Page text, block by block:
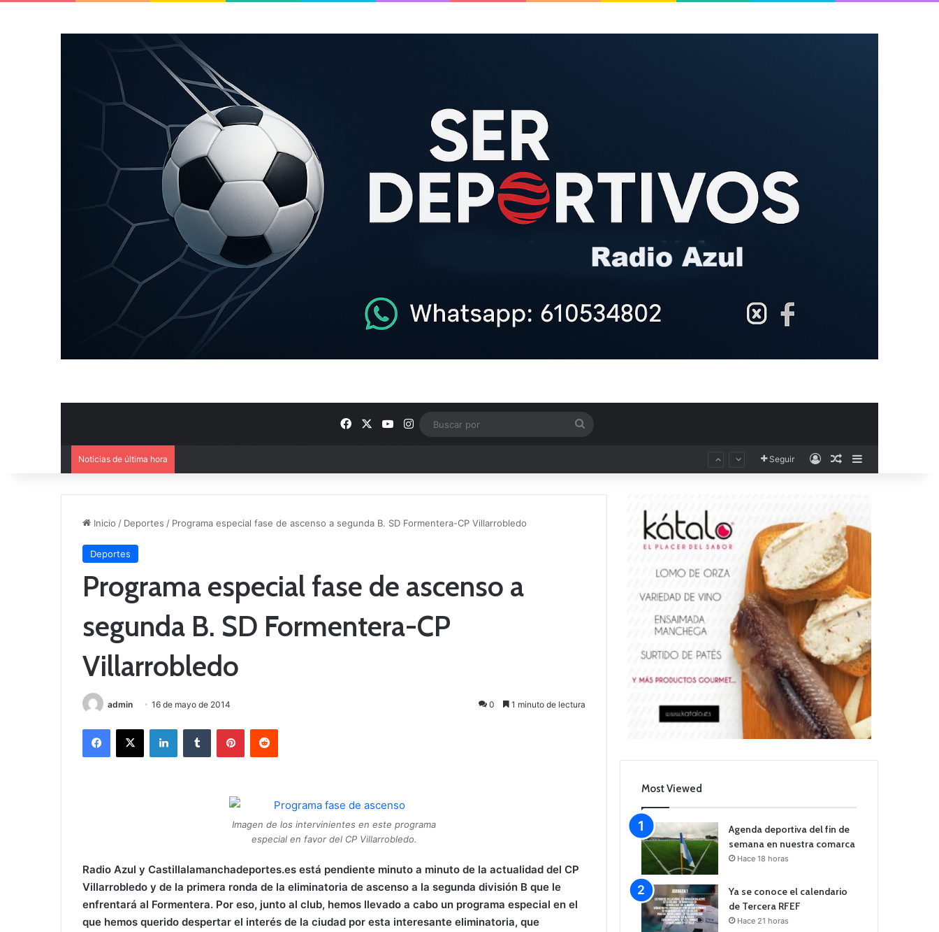
FacebookYouTube
Instagram
Noticias de última hora Seguir AccesoPublicación al
Inicio / Deportes / Programa especial fase de ascenso a segunda B. SD Formentera-CP Villarrobledo
Deportes
Programa especial fase de ascenso a
segunda B. SD Formentera-CP
Villarrobledo
admin 16 de mayo de 2014 0 1 minuto de lectura
Imagen de los intervinientes en este programa
especial en favor del CP Villarrobledo.
Radio Azul y Castillalamanchadeportes.es está pendiente minuto a minuto de la actualidad del CP
Villarrobledo y de la primera ronda de la eliminatoria de ascenso a la segunda división B que le
enfrentará al Formentera. Por eso, junto al club, hemos llevado a cabo un programa especial en el
que hemos querido despertar el interés de la ciudad por esta interesante eliminatoria, que
Most Viewed
Agenda deportiva del fin de
semana en nuestra comarca
Hace 18 horas
Ya se conoce el calendario
de Tercera RFEF
Hace 21 horas